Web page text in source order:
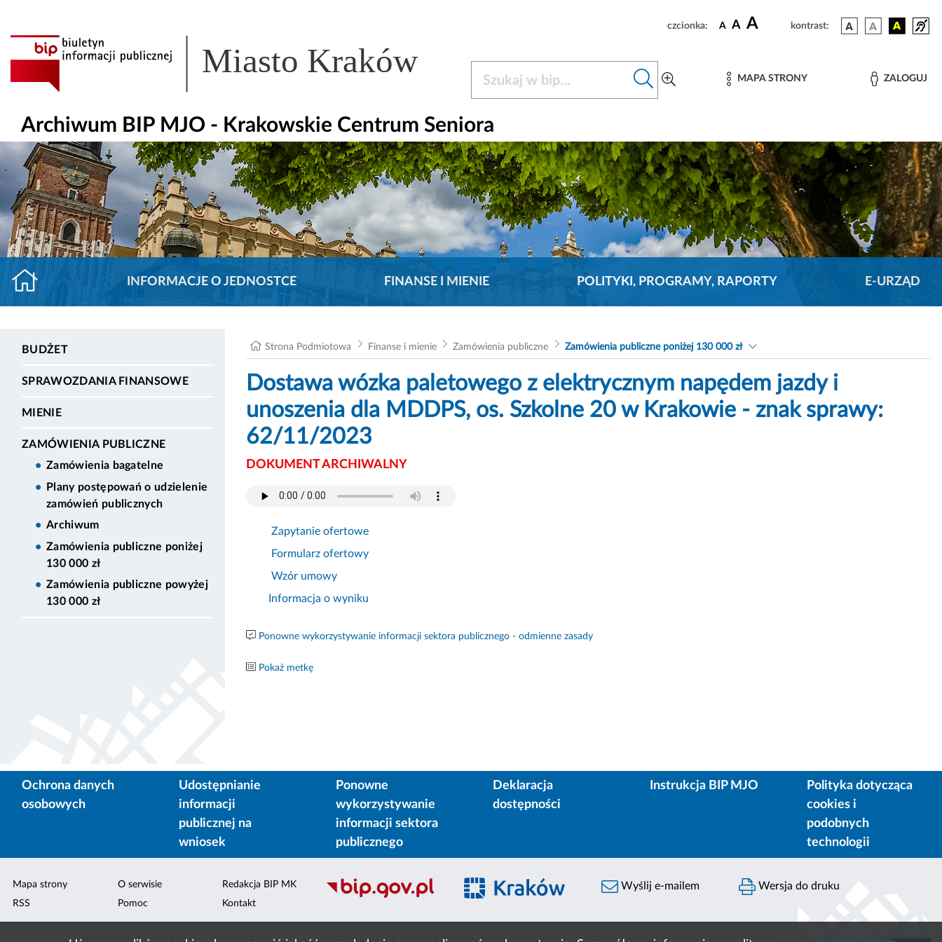
czcionka: A A A kontrast:
Miasto Kraków MAPA STRONY ZALOGUJ
Archiwum BIP MJO - Krakowskie Centrum Seniora
INFORMACJE O JEDNOSTCE FINANSE I MIENIE POLITYKI, PROGRAMY, RAPORTY E-URZĄD
BUDŻET
SPRAWOZDANIA FINANSOWE
MIENIE
ZAMÓWIENIA PUBLICZNE
Zamówienia bagatelne
Plany postępowań o udzielenie
zamówień publicznych
Archiwum
Zamówienia publiczne poniżej
130 000 zł
Zamówienia publiczne powyżej
130 000 zł
Strona Podmiotowa Finanse i mienie Zamówienia publiczne Zamówienia publiczne poniżej 130 000 zł
Dostawa wózka paletowego z elektrycznym napędem jazdy i
unoszenia dla MDDPS, os. Szkolne 20 w Krakowie - znak sprawy:
62/11/2023
DOKUMENT ARCHIWALNY
Zapytanie ofertowe
Formularz ofertowy
Wzór umowy
Informacja o wyniku
Ponowne wykorzystywanie informacji sektora publicznego - odmienne zasady
Pokaż metkę
Ochrona danych
osobowych
Udostępnianie
informacji
publicznej na
wniosek
Ponowne
wykorzystywanie
informacji sektora
publicznego
Deklaracja
dostępności
Instrukcja BIP MJO
Polityka dotycząca
cookies i
podobnych
technologii
Mapa strony
RSS
O serwisie
Pomoc
Redakcja BIP MK
Kontakt
Wyślij e-mailem Wersja do druku